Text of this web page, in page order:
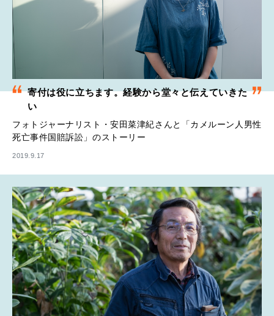
寄付は役に立ちます。経験から堂々と伝えていきた
い
フォトジャーナリスト・安田菜津紀さんと「カメルーン人男性
死亡事件国賠訴訟」のストーリー
2019.9.17